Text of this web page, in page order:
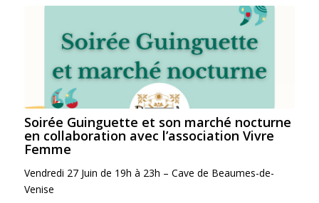
Soirée Guinguette et son marché nocturne
en collaboration avec l’association Vivre
Femme
Vendredi 27 Juin de 19h à 23h – Cave de Beaumes-de-
Venise